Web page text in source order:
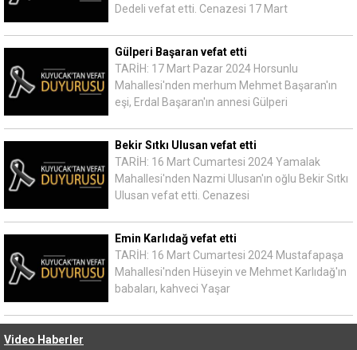
Dedeli vefat etti. Cenazesi 17 Mart
Gülperi Başaran vefat etti
TARİH: 17 Mart Pazar 2024 Horsunlu
Mahallesi'nden merhum Mehmet Başaran'ın
eşi, Erdal Başaran'ın annesi Gülperi
Bekir Sıtkı Ulusan vefat etti
TARİH: 16 Mart Cumartesi 2024 Yamalak
Mahallesi'nden Nazmi Ulusan'ın oğlu Bekir Sıtkı
Ulusan vefat etti. Cenazesi
Emin Karlıdağ vefat etti
TARİH: 16 Mart Cumartesi 2024 Mustafapaşa
Mahallesi'nden Hüseyin ve Mehmet Karlıdağ'ın
babaları, kahveci Yaşar
Video Haberler